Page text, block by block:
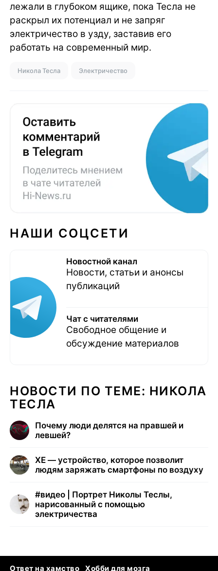
лежали в глубоком ящике, пока Тесла не
раскрыл их потенциал и не запряг
электричество в узду, заставив его
работать на современный мир.
Никола Тесла Электричество
НАШИ СОЦСЕТИ
Новостной канал
Новости, статьи и анонсы
публикаций
Чат с читателями
Свободное общение и
обсуждение материалов
НОВОСТИ ПО ТЕМЕ: НИКОЛА
ТЕСЛА
Почему люди делятся на правшей и
левшей?
XE — устройство, которое позволит
людям заряжать смартфоны по воздуху
#видео | Портрет Николы Теслы,
нарисованный с помощью
электричества
Ответ на хамство Хобби для мозга